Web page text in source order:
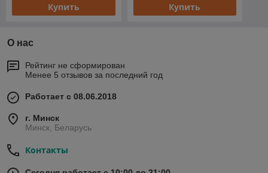
Купить Купить
О нас
Рейтинг не сформирован
Менее 5 отзывов за последний год
Работает с 08.06.2018
г. Минск
Минск, Беларусь
Контакты